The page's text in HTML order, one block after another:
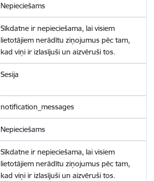
Nepieciešams
Sīkdatne ir nepieciešama, lai visiem
lietotājiem nerādītu ziņojumus pēc tam,
kad viņi ir izlasījuši un aizvēruši tos.
Sesija
notification_messages
Nepieciešams
Sīkdatne ir nepieciešama, lai visiem
lietotājiem nerādītu ziņojumus pēc tam,
kad viņi ir izlasījuši un aizvēruši tos.